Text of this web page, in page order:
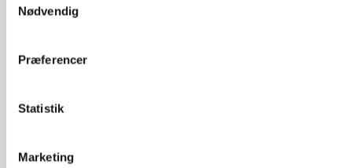
Nødvendig
Præferencer
Statistik
Marketing